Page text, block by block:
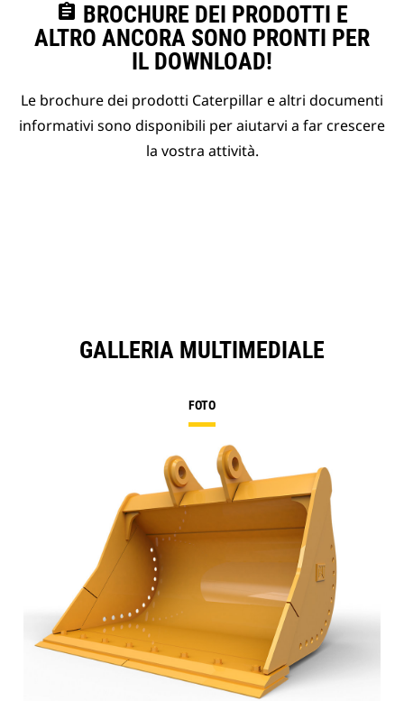
assignment BROCHURE DEI PRODOTTI E
ALTRO ANCORA SONO PRONTI PER
IL DOWNLOAD!
Le brochure dei prodotti Caterpillar e altri documenti
informativi sono disponibili per aiutarvi a far crescere
la vostra attività.
GALLERIA MULTIMEDIALE
FOTO